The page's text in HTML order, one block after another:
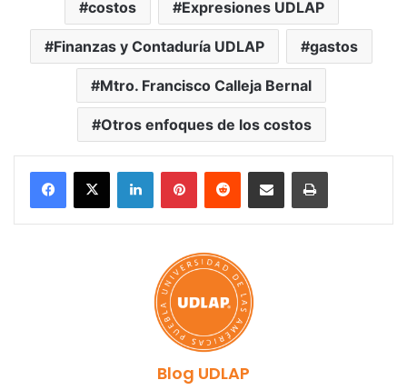
costos Expresiones UDLAP
Finanzas y Contaduría UDLAP gastos
Mtro. Francisco Calleja Bernal
Otros enfoques de los costos
LinkedInPinterestReddit Share via Email Print
Blog UDLAP